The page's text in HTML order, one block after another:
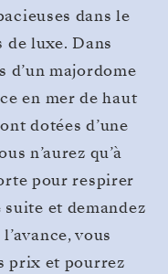
dans le
de luxe. Dans
d’un majordome
en mer de haut
dotées d’une
n’aurez qu’à
pour respirer
et demandez
vous
prix et pourrez